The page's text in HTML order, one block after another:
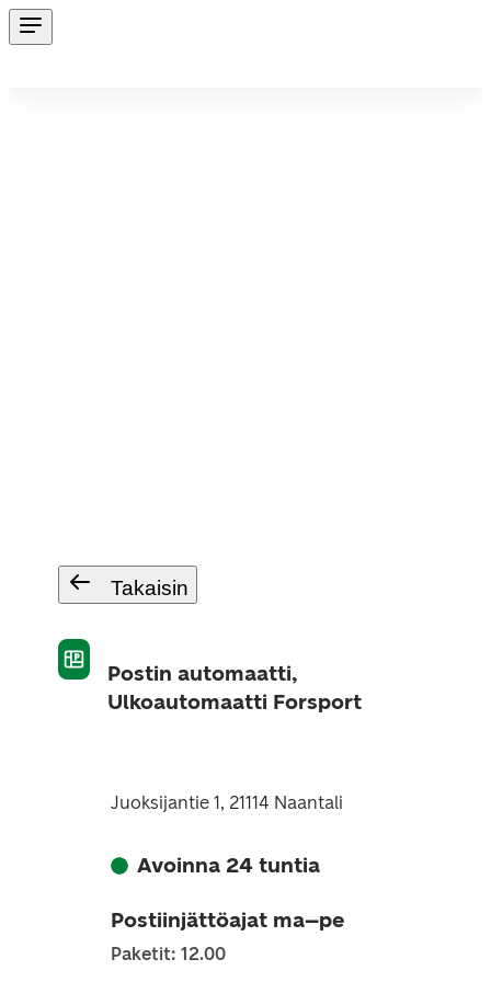
Takaisin
Postin automaatti,
Ulkoautomaatti Forsport
Juoksijantie 1, 21114 Naantali
Avoinna 24 tuntia
Postiinjättöajat ma–pe
Paketit: 12.00